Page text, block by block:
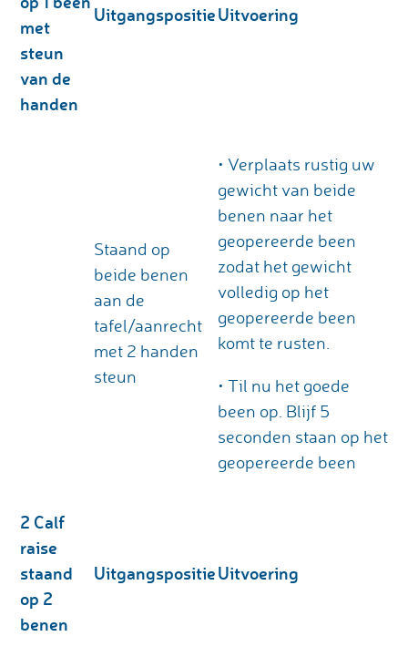
met
steun
van de
handen
UitgangspositieUitvoering
Staand op
beide benen
aan de
tafel/aanrecht
met 2 handen
steun
• Verplaats rustig uw
gewicht van beide
benen naar het
geopereerde been
zodat het gewicht
volledig op het
geopereerde been
komt te rusten.
• Til nu het goede
been op. Blijf 5
seconden staan op het
geopereerde been
2 Calf
raise
staand
op 2
benen
UitgangspositieUitvoering